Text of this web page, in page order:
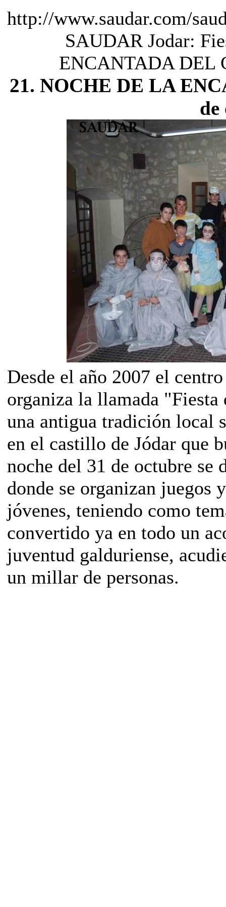
http://www.saudar.com/
SAUDAR Jodar:
ENCANTADA DEL
21. NOCHE DE LA
de
Desde el año 2007 el
organiza la llamada "Fiesta
una antigua tradición local
en el castillo de Jódar que
noche del 31 de octubre
donde se organizan juegos
jóvenes, teniendo como
convertido ya en todo un
juventud galduriense,
un millar de personas.